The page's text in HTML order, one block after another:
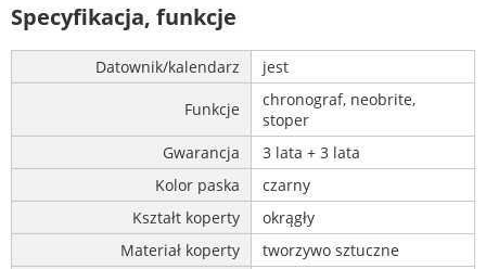
Specyfikacja, funkcje
Datownik/kalendarz jest
Funkcje
chronograf, neobrite,
stoper
Gwarancja
3 lata + 3 lata
Kolor paska
czarny
Kształt koperty
okrągły
Materiał koperty
tworzywo sztuczne